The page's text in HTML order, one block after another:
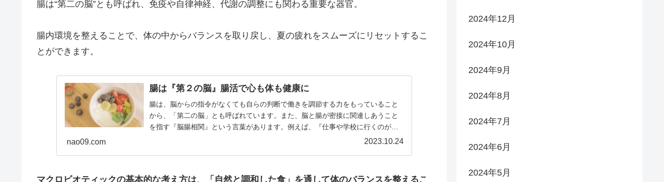
腸は“第二の脳”とも呼ばれ、免疫や自律神経、代謝の調整にも関わる重要な器官。
腸内環境を整えることで、体の中からバランスを取り戻し、夏の疲れをスムーズにリセットするこ
とができます。
腸は『第２の脳』腸活で心も体も健康に
腸は、脳からの指令がなくても⾃らの判断で働きを調節する⼒をもっていること
から、「第⼆の脳」とも呼ばれています。また、脳と腸が密接に関連しあうこと
を指す『脳腸相関』という言葉があります。例えば、『仕事や学校に行くのが嫌
nao09.com 2023.10.24
マクロビオティックの基本的な考え方は、「自然と調和した食」を通して体のバランスを整えるこ
2024年12月
2024年10月
2024年9月
2024年8月
2024年7月
2024年6月
2024年5月